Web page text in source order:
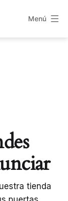
Menú
tienda